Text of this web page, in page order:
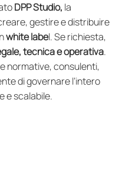
DPP Studio, la
gestire e distribuire
white label. Se richiesta,
tecnica e operativa.
normative, consulenti,
di governare l’intero
e scalabile.